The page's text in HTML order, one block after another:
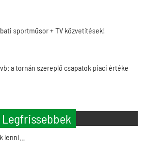
sportműsor + TV közvetítések!
a tornán szereplő csapatok piaci értéke
Legfrissebbek
lenni…